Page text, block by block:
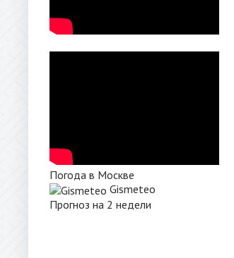
Погода в Москве
Gismeteo
Прогноз на 2 недели